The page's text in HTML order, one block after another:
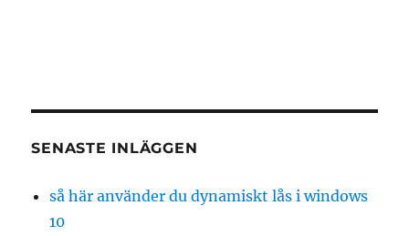
SENASTE INLÄGGEN
så här använder du dynamiskt lås i windows
10